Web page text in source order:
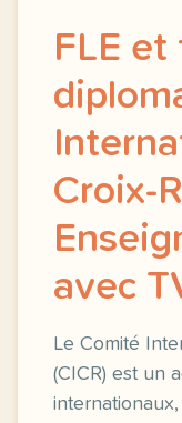
FLE et
Croix-
avec
Le Comité
(CICR) est un